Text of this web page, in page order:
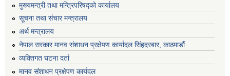
मुख्यमन्त्री तथा मन्त्रिपरिषद्को कार्यालय
सूचना तथा संचार मन्त्रालय
अर्थ मन्त्रालय
नेपाल सरकार मानव संशाधन प्रक्षेपण कार्यादल सिंहदरबार, काठमाडौं
व्यक्तिगत घटना दर्ता
मानव संशाधन प्रक्षेपण कार्यदल